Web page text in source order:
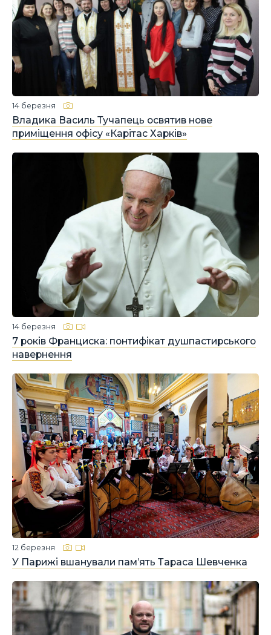
Владика Василь Тучапець освятив нове
приміщення офісу «Карітас Харків»
14 березня
7 років Франциска: понтифікат душпастирського
навернення
14 березня
У Парижі вшанували пам’ять Тараса Шевченка
12 березня